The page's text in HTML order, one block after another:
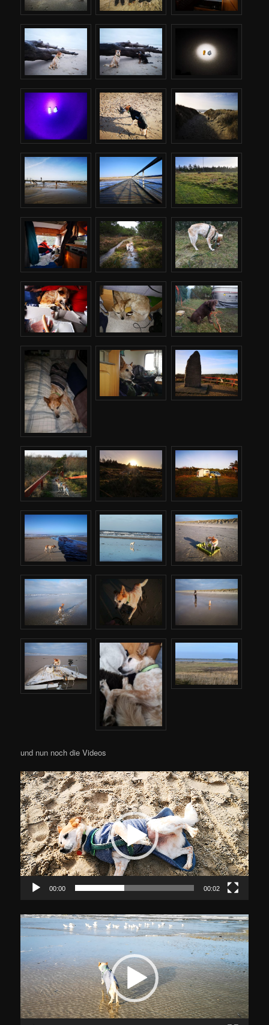
und nun noch die Videos
Video-
Player
00:00 00:02
Video-
Player